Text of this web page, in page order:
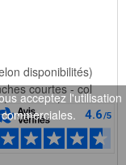
disponibilités)
courtes - col
monochrome
flex) - votre
acceptez l'utilisation